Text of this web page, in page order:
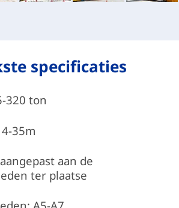
specificaties
320 ton
35m
aan de
ter plaatse